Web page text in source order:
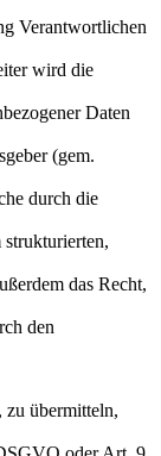
Verantwortlichen
wird die
Daten
(gem.
durch die
das Recht,
den
zu übermitteln,